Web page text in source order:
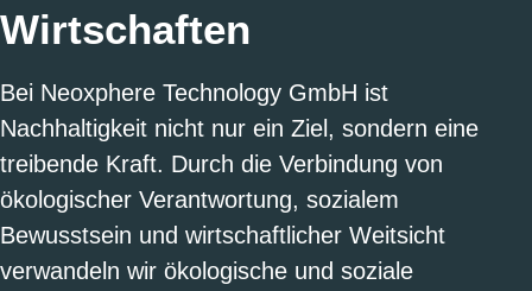
Wirtschaften
Bei Neoxphere Technology GmbH ist
Nachhaltigkeit nicht nur ein Ziel, sondern eine
treibende Kraft. Durch die Verbindung von
ökologischer Verantwortung, sozialem
Bewusstsein und wirtschaftlicher Weitsicht
verwandeln wir ökologische und soziale